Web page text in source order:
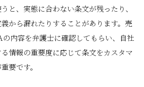
と、実態に合わない条文が残ったり、
から漏れたりすることがあります。売
の内容を弁護士に確認してもらい、自社
情報の重要度に応じて条文をカスタマ
要です。